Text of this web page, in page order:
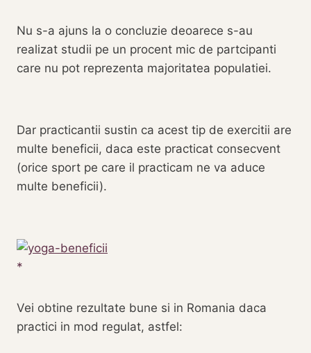
Nu s-a ajuns la o concluzie deoarece s-au
realizat studii pe un procent mic de partcipanti
care nu pot reprezenta majoritatea populatiei.
Dar practicantii sustin ca acest tip de exercitii are
multe beneficii, daca este practicat consecvent
(orice sport pe care il practicam ne va aduce
multe beneficii).
Vei obtine rezultate bune si in Romania daca
practici in mod regulat, astfel: